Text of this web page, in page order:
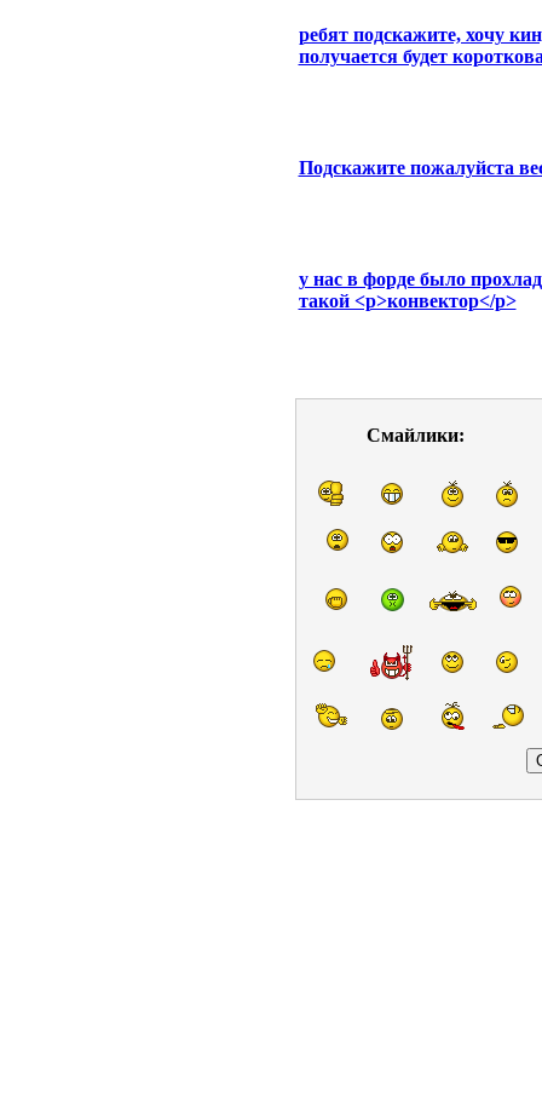
ребят подскажите, хочу
получается будет
Подскажите пожалуйста
у нас в форде было
такой <p>конвектор</p>
Смайлики: